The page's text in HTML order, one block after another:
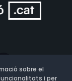
sobre el
i per